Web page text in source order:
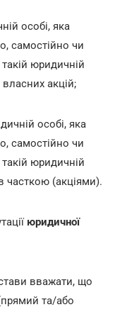
особі, яка
самостійно чи
юридичній
акцій;
особі, яка
самостійно чи
юридичній
часткою (акціями).
юридичної
вважати, що
та/або